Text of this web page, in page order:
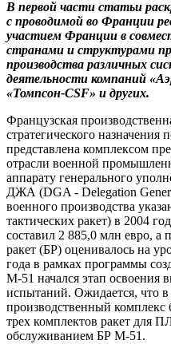
В первой части статьи
с проводимой во Франции
участием Франции в
странами и структурами
производства различных
деятельности компаний
«Томпсон-CSF» и других.
Французская
стратегического назначения
представлена комплексом
отрасли военной
аппарату генерального
ДЖА (DGA - Delegation
военного производства
тактических ракет) в 2004
составил 2 885,0 млн евро, а
ракет (БР) оценивалось на
года в рамках программы
М-51 начался этап освоения
испытаний. Ожидается, что в
производственный комплекс
трех комплектов ракет для
обслуживанием БР М-51.